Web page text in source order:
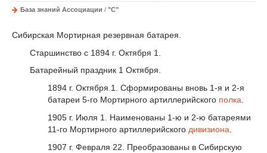
База знаний Ассоциации / "С"
Сибирская Мортирная резервная батарея.
Старшинство с 1894 г. Октября 1.
Батарейный праздник 1 Октября.
1894 г. Октября 1. Сформированы вновь 1-я и 2-я
батареи 5-го Мортирного артиллерийского полка
1905 г. Июля 1. Наименованы 1-ю и 2-ю батареями
11-го Мортирного артиллерийского дивизиона
1907 г. Февраля 22. Преобразованы в Сибирскую